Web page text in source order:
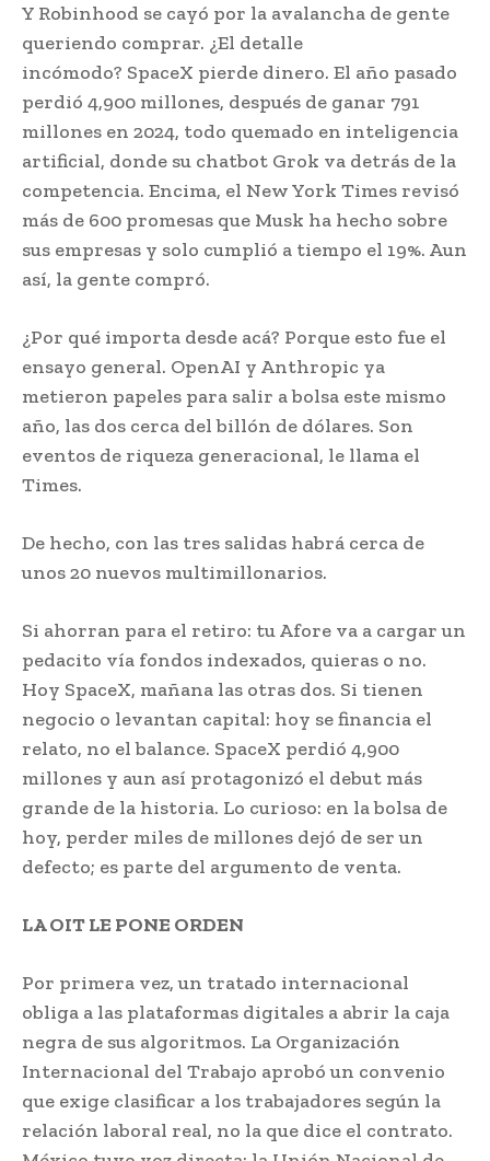
Y Robinhood se cayó por la avalancha de gente
queriendo comprar. ¿El detalle
incómodo? SpaceX pierde dinero. El año pasado
perdió 4,900 millones, después de ganar 791
millones en 2024, todo quemado en inteligencia
artificial, donde su chatbot Grok va detrás de la
competencia. Encima, el New York Times revisó
más de 600 promesas que Musk ha hecho sobre
sus empresas y solo cumplió a tiempo el 19%. Aun
así, la gente compró.
¿Por qué importa desde acá? Porque esto fue el
ensayo general. OpenAI y Anthropic ya
metieron papeles para salir a bolsa este mismo
año, las dos cerca del billón de dólares. Son
eventos de riqueza generacional, le llama el
Times.
De hecho, con las tres salidas habrá cerca de
unos 20 nuevos multimillonarios.
Si ahorran para el retiro: tu Afore va a cargar un
pedacito vía fondos indexados, quieras o no.
Hoy SpaceX, mañana las otras dos. Si tienen
negocio o levantan capital: hoy se financia el
relato, no el balance. SpaceX perdió 4,900
millones y aun así protagonizó el debut más
grande de la historia. Lo curioso: en la bolsa de
hoy, perder miles de millones dejó de ser un
defecto; es parte del argumento de venta.
LA OIT LE PONE ORDEN
Por primera vez, un tratado internacional
obliga a las plataformas digitales a abrir la caja
negra de sus algoritmos. La Organización
Internacional del Trabajo aprobó un convenio
que exige clasificar a los trabajadores según la
relación laboral real, no la que dice el contrato.